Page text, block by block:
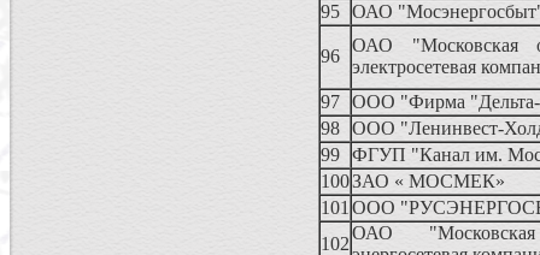
95 ОАО
96
ОАО "Московская
электросетевая
97 ООО "Фирма
98 ООО "Ленинвест-
99 ФГУП "Канал им.
100ЗАО « МОСМЕК»
101 ООО
102
ОАО "Московская